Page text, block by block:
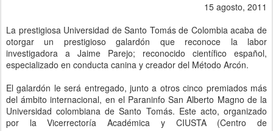
15 agosto, 2011
La prestigiosa Universidad de Santo Tomás de Colombia acaba de
otorgar un prestigioso galardón que reconoce la labor
investigadora a Jaime Parejo; reconocido científico español,
especializado en conducta canina y creador del Método Arcón.
El galardón le será entregado, junto a otros cinco premiados más
del ámbito internacional, en el Paraninfo San Alberto Magno de la
Universidad colombiana de Santo Tomás. Este acto, organizado
por la Vicerrectoría Académica y CIUSTA (Centro de